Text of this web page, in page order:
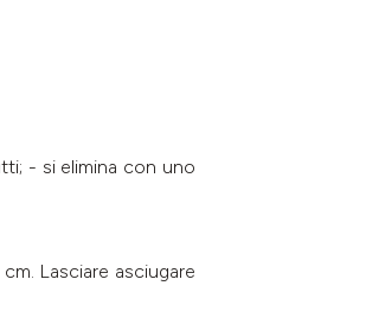
- si elimina con uno
Lasciare asciugare